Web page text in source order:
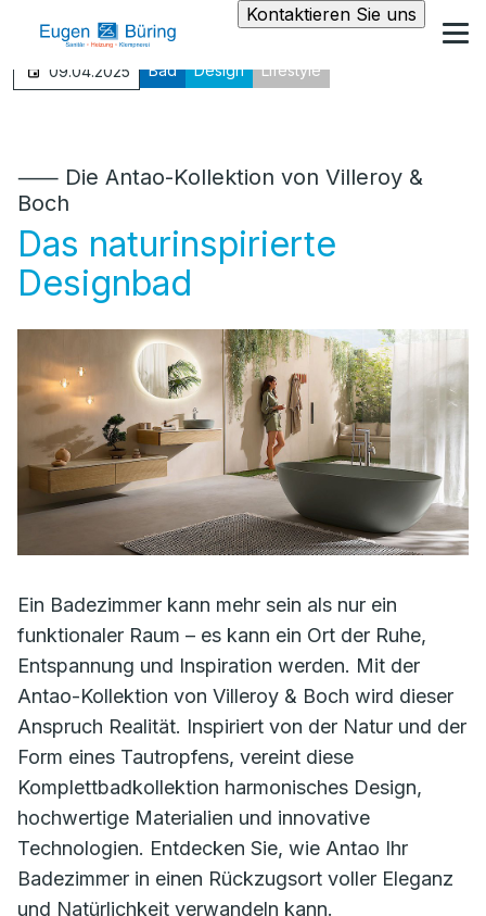
Kontaktieren Sie uns
09.04.2025 Bad Design Lifestyle
⸺ Die Antao-Kollektion von Villeroy &
Boch
Das naturinspirierte
Designbad
Ein Badezimmer kann mehr sein als nur ein
funktionaler Raum – es kann ein Ort der Ruhe,
Entspannung und Inspiration werden. Mit der
Antao-Kollektion von Villeroy & Boch wird dieser
Anspruch Realität. Inspiriert von der Natur und der
Form eines Tautropfens, vereint diese
Komplettbadkollektion harmonisches Design,
hochwertige Materialien und innovative
Technologien. Entdecken Sie, wie Antao Ihr
Badezimmer in einen Rückzugsort voller Eleganz
und Natürlichkeit verwandeln kann.